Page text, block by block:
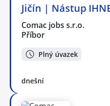
Jičín | Nástup
Comac jobs s.r.o.
Příbor
Plný úvazek
dnešní